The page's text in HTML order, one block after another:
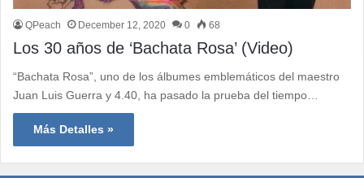
QPeach December 12, 2020 0 68
Los 30 años de ‘Bachata Rosa’ (Video)
“Bachata Rosa”, uno de los álbumes emblemáticos del maestro
Juan Luis Guerra y 4.40, ha pasado la prueba del tiempo…
Más Detalles »